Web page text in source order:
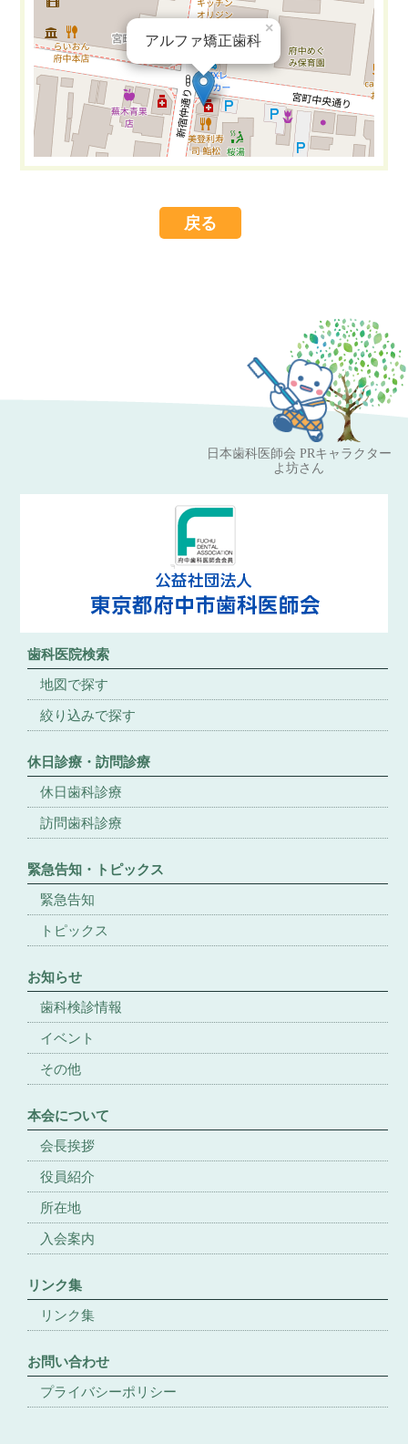
アルファ矯正歯科
×
戻る
日本歯科医師会 PRキャラクター
よ坊さん
歯科医院検索
地図で探す
絞り込みで探す
休日診療・訪問診療
休日歯科診療
訪問歯科診療
緊急告知・トピックス
緊急告知
トピックス
お知らせ
歯科検診情報
イベント
その他
本会について
会長挨拶
役員紹介
所在地
入会案内
リンク集
リンク集
お問い合わせ
プライバシーポリシー